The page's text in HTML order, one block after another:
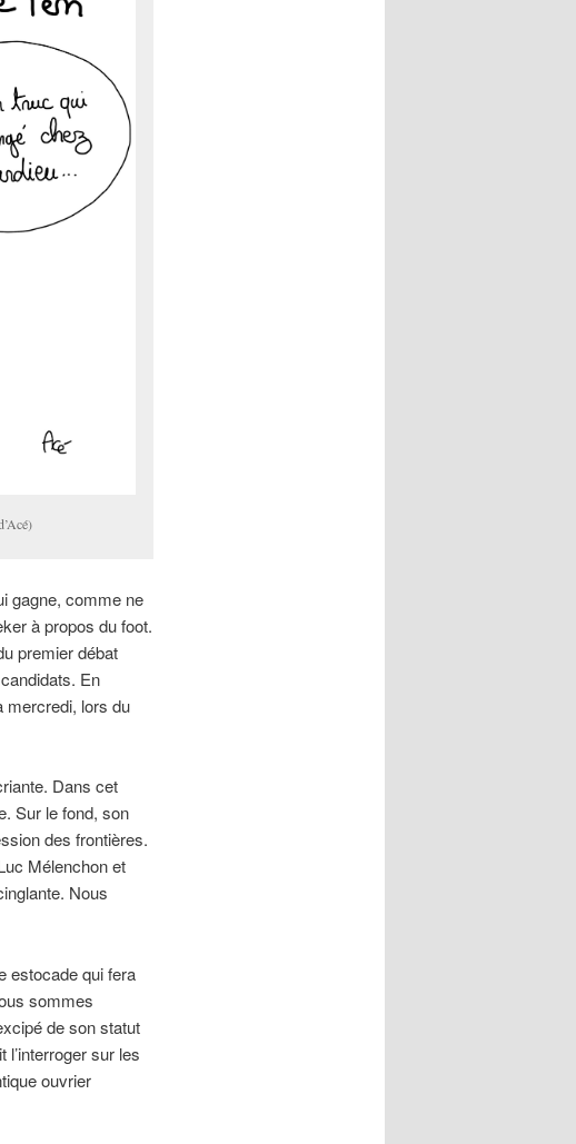
gagne, comme ne
à propos du foot.
premier débat
En
mercredi, lors du
Dans cet
Sur le fond, son
des frontières.
Mélenchon et
Nous
estocade qui fera
sommes
de son statut
sur les
ouvrier